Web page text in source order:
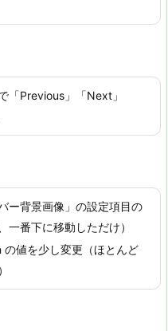
「Previous」「Next」
ー背景画像」の設定項目の
一番下に移動しただけ）
値を少し変更（ほとんど